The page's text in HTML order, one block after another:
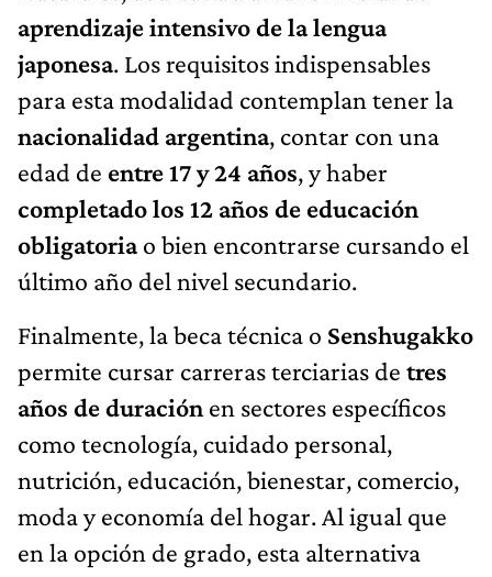
aprendizaje intensivo de la lengua
japonesa. Los requisitos indispensables
para esta modalidad contemplan tener la
nacionalidad argentina, contar con una
edad de entre 17 y 24 años, y haber
completado los 12 años de educación
obligatoriao bien encontrarse cursando el
último año del nivel secundario.
Finalmente, la beca técnica o Senshugakko
permite cursar carreras terciarias de tres
años de duración en sectores específicos
como tecnología, cuidado personal,
nutrición, educación, bienestar, comercio,
moda y economía del hogar. Al igual que
en la opción de grado, esta alternativa